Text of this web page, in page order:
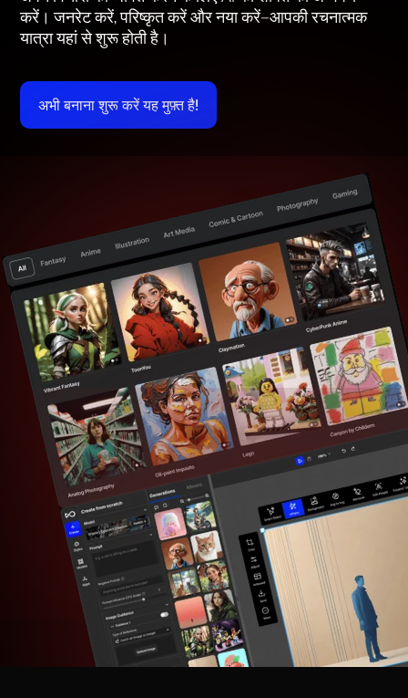
करें। जनरेट करें, परिष्कृत करें और नया करें—आपकी रचनात्मक
यात्रा यहां से शुरू होती है।
अभी बनाना शुरू करें यह मुफ़्त है!